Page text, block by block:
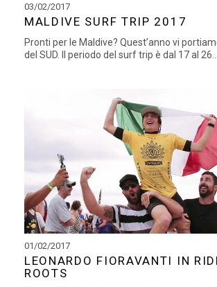
03/02/2017
MALDIVE SURF TRIP 2017
Pronti per le Maldive? Quest’anno vi
del SUD. Il periodo del surf trip è dal 17 al 26...
01/02/2017
LEONARDO FIORAVANTI IN
ROOTS